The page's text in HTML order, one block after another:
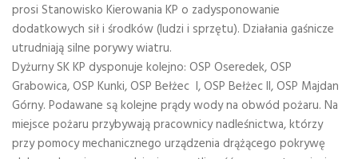
prosi Stanowisko Kierowania KP o zadysponowanie
dodatkowych sił i środków (ludzi i sprzętu). Działania gaśnicze
utrudniają silne porywy wiatru.
Dyżurny SK KP dysponuje kolejno: OSP Oseredek, OSP
Grabowica, OSP Kunki, OSP Bełżec I, OSP Bełżec II, OSP Majdan
Górny. Podawane są kolejne prądy wody na obwód pożaru. Na
miejsce pożaru przybywają pracownicy nadleśnictwa, którzy
przy pomocy mechanicznego urządzenia drążącego pokrywę